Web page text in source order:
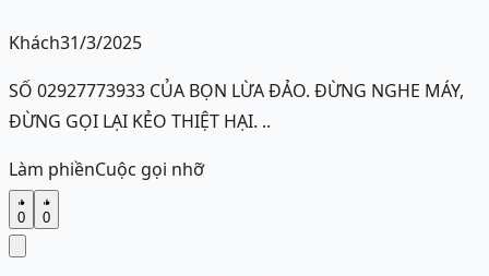
Khách31/3/2025
SỐ 02927773933 CỦA BỌN LỪA ĐẢO. ĐỪNG NGHE MÁY,
ĐỪNG GỌI LẠI KẺO THIỆT HẠI. ..
Làm phiềnCuộc gọi nhỡ
0 0